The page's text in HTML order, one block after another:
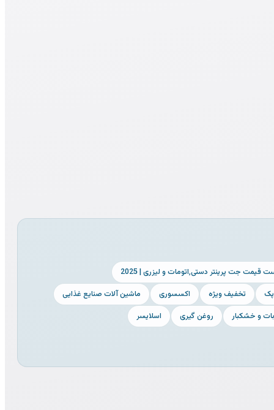
جت پرینتر دستی٬اتومات و لیزری | 2025
تخفیف ویژه اکسسوری
ماشین آلات صنایع غذایی
روغن گیری
اسلایسر